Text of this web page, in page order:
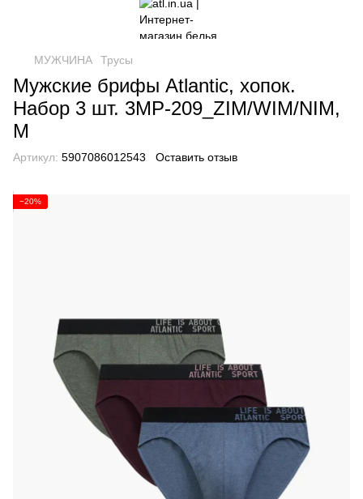
МУЖЧИНА Трусы
Мужские брифы Atlantic, хопок.
Набор 3 шт. 3MP-209_ZIM/WIM/NIM,
M
Артикул: 5907086012543 Оставить отзыв
−20%